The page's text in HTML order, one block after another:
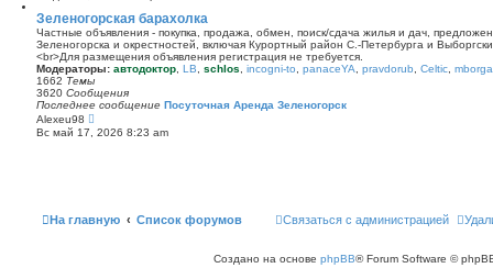
щ
е
н
и
ю
д
н
е
м
у
о
щ
е
й
т
и
к
п
о
с
л
е
д
о
Зеленогорская барахолка
Частные объявления - покупка, продажа, обмен, поиск/сдача жилья и дач,
Зеленогорска и окрестностей, включая Курортный район С.-Петербурга и
<br>Для размещения объявления регистрация не требуется.
Модераторы: автодоктор LB schlos incogni-to panaceYA pravdorub Celtic
1662 Темы
3620 Сообщения
Последнее сообщение Посуточная Аренда Зеленогорск
Alexeu98
е
р
о
Вс май 17, 2026 8:23 am
На главную Список форумов Связаться с администрацией
Создано на основе phpBB® Forum Software ©